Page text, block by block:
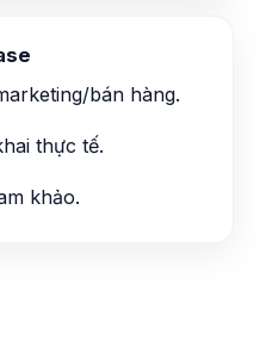
bán hàng.
thực tế.
khảo.